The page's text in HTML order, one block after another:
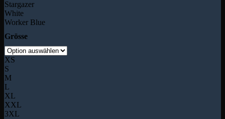
Stargazer
White
Worker Blue
Grösse
XS
S
M
L
XL
XXL
3XL